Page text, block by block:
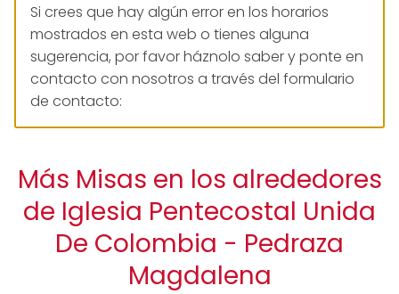
Si crees que hay algún error en los horarios
mostrados en esta web o tienes alguna
sugerencia, por favor háznolo saber y ponte en
contacto con nosotros a través del formulario
de contacto:
Más Misas en los alrededores
de Iglesia Pentecostal Unida
De Colombia - Pedraza
Magdalena